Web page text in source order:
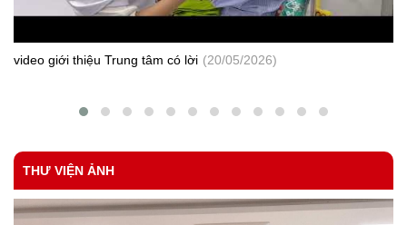
Số 338/SYT-NVY
CV 76-KSBT
Tham mưu ban hành quyết định số lượng, thành phần và mức chi
video giới thiệu Trung tâm có lời (20/05/2026)
THƯ VIỆN ẢNH